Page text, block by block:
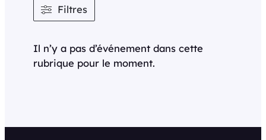
Il n’y a pas d’événement dans cette
rubrique pour le moment.
Filtres